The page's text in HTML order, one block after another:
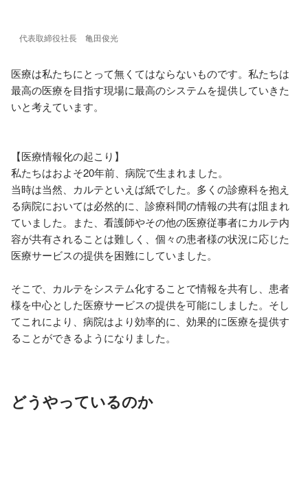
代表取締役社長　亀田俊光
医療は私たちにとって無くてはならないものです。私たちは
最高の医療を目指す現場に最高のシステムを提供していきた
いと考えています。
【医療情報化の起こり】
私たちはおよそ20年前、病院で生まれました。
当時は当然、カルテといえば紙でした。多くの診療科を抱え
る病院においては必然的に、診療科間の情報の共有は阻まれ
ていました。また、看護師やその他の医療従事者にカルテ内
容が共有されることは難しく、個々の患者様の状況に応じた
医療サービスの提供を困難にしていました。
そこで、カルテをシステム化することで情報を共有し、患者
様を中心とした医療サービスの提供を可能にしました。そし
てこれにより、病院はより効率的に、効果的に医療を提供す
どうやっているのか